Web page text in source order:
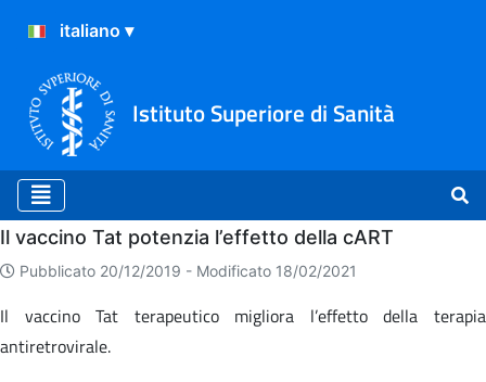
Istituto Superiore di Sanità
Home
Il vaccino Tat potenzia l’effetto della cART
Pubblicato 20/12/2019 - Modificato 18/02/2021
Il vaccino Tat terapeutico migliora l’effetto della terapia
antiretrovirale.